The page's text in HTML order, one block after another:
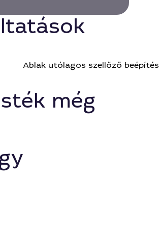
Ablak utólagos szellőző beépítés
még